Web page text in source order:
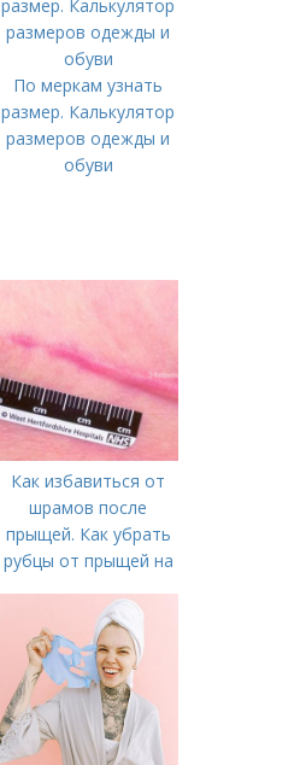
По меркам узнать
размер. Калькулятор
размеров одежды и
обуви
Как избавиться от
шрамов после
прыщей. Как убрать
рубцы от прыщей на